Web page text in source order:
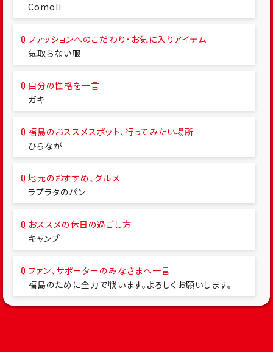
Comoli
ファッションへのこだわり・お気に入りアイテム
気取らない服
自分の性格を一言
ガキ
福島のおススメスポット、行ってみたい場所
ひらなが
地元のおすすめ、グルメ
ラプラタのパン
おススメの休日の過ごし方
キャンプ
ファン、サポーターのみなさまへ一言
福島のために全力で戦います。よろしくお願いします。